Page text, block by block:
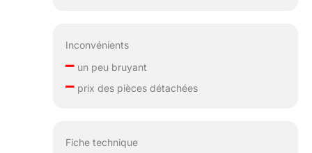
Inconvénients
–un peu bruyant
–prix des pièces détachées
Fiche technique